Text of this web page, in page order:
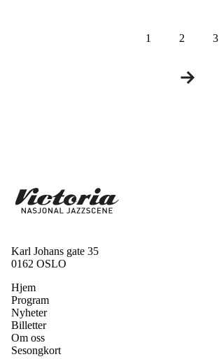
1 2 3
Karl Johans gate 35
0162 OSLO
Hjem
Program
Nyheter
Billetter
Om oss
Sesongkort